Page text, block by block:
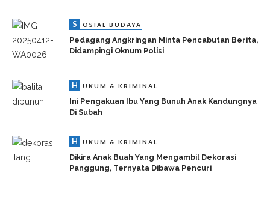
S OSIAL BUDAYA
Pedagang Angkringan Minta Pencabutan Berita,
Didampingi Oknum Polisi
H UKUM & KRIMINAL
Ini Pengakuan Ibu Yang Bunuh Anak Kandungnya
Di Subah
H UKUM & KRIMINAL
Dikira Anak Buah Yang Mengambil Dekorasi
Panggung, Ternyata Dibawa Pencuri